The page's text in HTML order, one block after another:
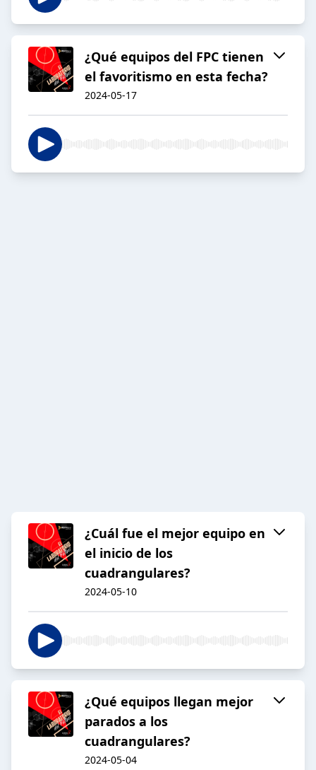
¿Qué equipos del FPC tienen
el favoritismo en esta fecha?
2024-05-17
¿Cuál fue el mejor equipo en
el inicio de los
cuadrangulares?
2024-05-10
¿Qué equipos llegan mejor
parados a los
cuadrangulares?
2024-05-04